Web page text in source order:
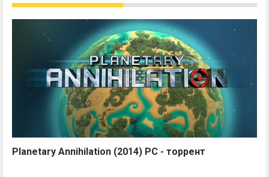
Planetary Annihilation (2014) PC - торрент